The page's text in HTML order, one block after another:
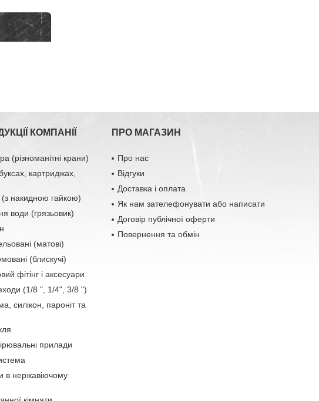
КОМПАНІЇ
(різноманітні крани)
картриджах,
(з накидною гайкою)
води (грязьовик)
(матові)
(блискучі)
фітінг і аксесуари
(1/8 ", 1/4", 3/8 ")
силікон, пароніт та
прилади
в нержавіючому
ПРО МАГАЗИН
Про нас
Відгуки
Доставка і оплата
Як нам зателефонувати або написати
Договір публічної оферти
Повернення та обмін